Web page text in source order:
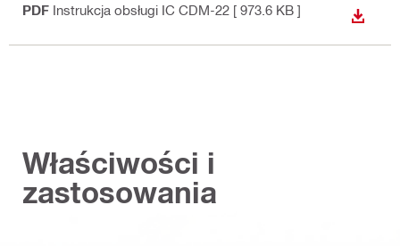
PDF Instrukcja obsługi IC CDM-22 [ 973.6 KB ]
Właściwości i
zastosowania